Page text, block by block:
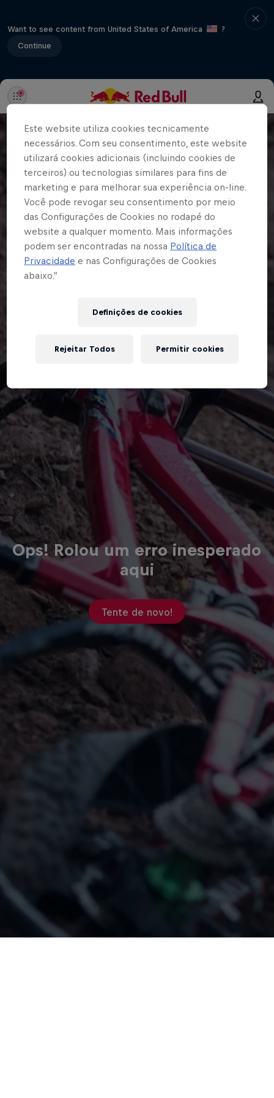
Want to see content from United States of America
?
Continue
Ops! Rolou um erro inesperado
aqui
Tente de novo!
Este website utiliza cookies tecnicamente
necessários. Com seu consentimento, este website
utilizará cookies adicionais (incluindo cookies de
terceiros) ou tecnologias similares para fins de
marketing e para melhorar sua experiência on-line.
Você pode revogar seu consentimento por meio
das Configurações de Cookies no rodapé do
website a qualquer momento. Mais informações
podem ser encontradas na nossa Política de
Privacidade e nas Configurações de Cookies
abaixo.”
Definições de cookies
Rejeitar Todos Permitir cookies